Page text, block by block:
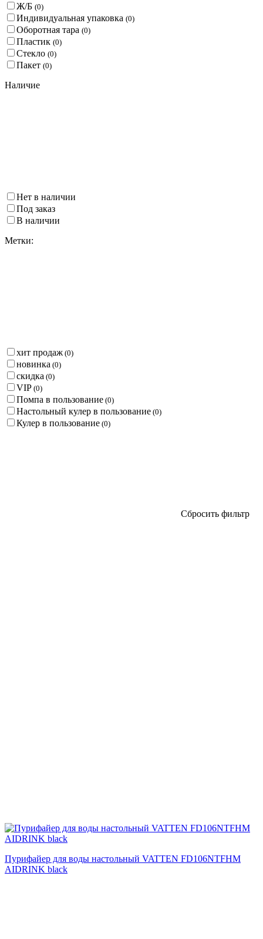
Ж/Б (0)
Индивидуальная упаковка (0)
Оборотная тара (0)
Пластик (0)
Стекло (0)
Пакет (0)
Наличие
Нет в наличии
Под заказ
В наличии
Метки:
хит продаж (0)
новинка (0)
скидка (0)
VIP (0)
Помпа в пользование (0)
Настольный кулер в пользование (0)
Кулер в пользование (0)
Сбросить фильтр
Пурифайер для воды настольный VATTEN FD106NTFHM
AIDRINK black